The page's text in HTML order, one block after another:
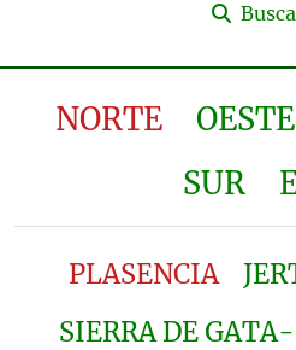
NORTE OESTE
SUR
PLASENCIA
SIERRA DE